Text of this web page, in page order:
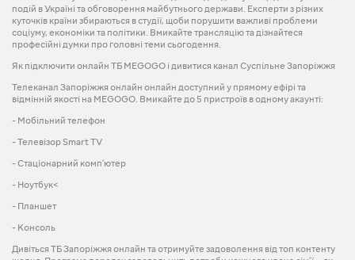
подій в Україні та обговорення майбутнього держави. Експерти з різних
куточків країни збираються в студії, щоби порушити важливі проблеми
соціуму, економіки та політики. Вмикайте трансляцію та дізнайтеся
професійні думки про головні теми сьогодення.
Як підключити онлайн ТБ MEGOGO і дивитися канал Суспільне Запоріжжя
Телеканал Запоріжжя онлайн онлайн доступний у прямому ефірі та
відмінній якості на MEGOGO. Вмикайте до 5 пристроїв в одному акаунті:
- Мобільний телефон
- Телевізор Smart TV
- Стаціонарний комп’ютер
- Ноутбук<
- Планшет
- Консоль
Дивіться ТБ Запоріжжя онлайн та отримуйте задоволення від топ контенту